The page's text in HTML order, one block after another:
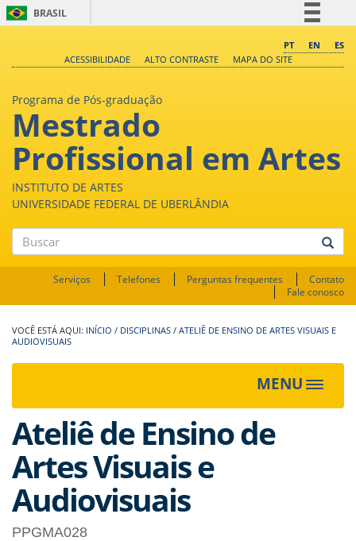
BRASIL
Comunica BR
Canais
PT EN
ES
ACESSIBILIDADE
ALTO CONTRASTE MAPA DO SITE
Programa de Pós-graduação
Mestrado
Profissional em Artes
INSTITUTO DE ARTES
UNIVERSIDADE FEDERAL DE UBERLÂNDIA
Buscar
Serviços Telefones Perguntas frequentes
Contato
Fale conosco
INÍCIO / DISCIPLINAS / ATELIÊ DE ENSINO DE ARTES VISUAIS E
AUDIOVISUAIS
MENU
Toggle
Ateliê de Ensino de
Artes Visuais e
Audiovisuais
PPGMA028